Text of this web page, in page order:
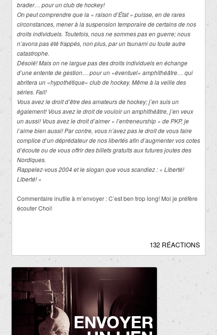
brader… pour un club de hockey!
On peut comprendre que la « raison d’État » puisse, en de rares
circonstances, mener à la suspension temporaire de certains de nos
droits individuels. Toutefois, nous ne sommes pas en guerre; nous
n’avons pas été frappés, non plus, par un tsunami ou toute autre
catastrophe.
Désolé! Mais on ne largue pas des droits individuels en échange
d’une entente de gestion… pour un «éventuel» amphithéâtre… qui
abritera un «hypothétique» club de hockey. Même à la veille des
séries. Fail!
Vous avez le droit d’être des amateurs de hockey; j’en suis un
également! Vous avez le droit de vouloir un amphithéâtre, j’en veux
un aussi! Vous avez le droit d’aimer « l’entreneurship » de PKP, je
l’aime bien aussi! Par contre, vous n’avez pas le droit de vous faire
complice d‘un déprédateur de nos libertés afin d’augmenter vos cotes
d’écoute ou de vous offrir des billets gratuits aux futures joutes des
Nordiques.
Rappelez-vous 2004 et le slogan que vous scandiez : « Liberté!
Liberté! »
Commentaire inutile à m’envoyer : C’est ben trop long! Moi je préfère
écouter Choi!
132 RÉACTIONS